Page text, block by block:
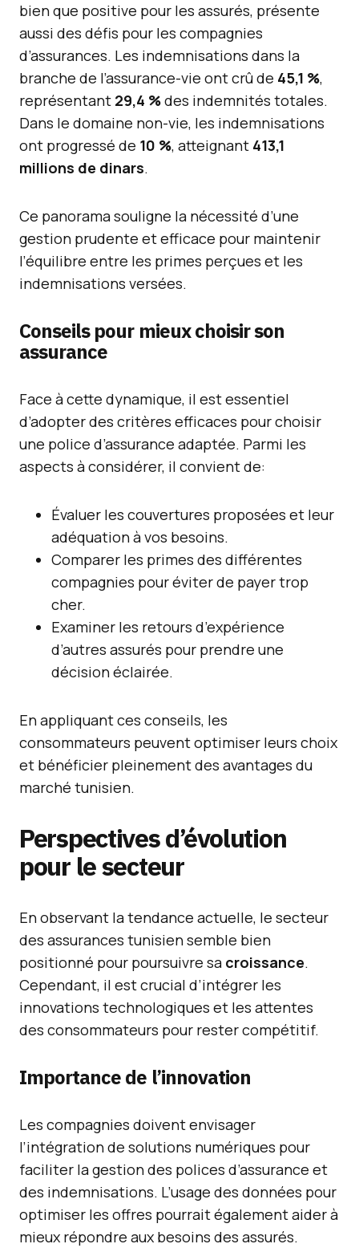
bien que positive pour les assurés, présente
aussi des défis pour les compagnies
d’assurances. Les indemnisations dans la
branche de l’assurance-vie ont crû de 45,1 %,
représentant 29,4 %des indemnités totales.
Dans le domaine non-vie, les indemnisations
ont progressé de 10 %, atteignant 413,1
millions de dinars.
Ce panorama souligne la nécessité d’une
gestion prudente et efficace pour maintenir
l’équilibre entre les primes perçues et les
indemnisations versées.
Conseils pour mieux choisir son
assurance
Face à cette dynamique, il est essentiel
d’adopter des critères efficaces pour choisir
une police d’assurance adaptée. Parmi les
aspects à considérer, il convient de:
Évaluer les couvertures proposées et leur
adéquation à vos besoins.
Comparer les primes des différentes
compagnies pour éviter de payer trop
cher.
Examiner les retours d’expérience
d’autres assurés pour prendre une
décision éclairée.
En appliquant ces conseils, les
consommateurs peuvent optimiser leurs choix
et bénéficier pleinement des avantages du
marché tunisien.
Perspectives d’évolution
pour le secteur
En observant la tendance actuelle, le secteur
des assurances tunisien semble bien
positionné pour poursuivre sa croissance.
Cependant, il est crucial d’intégrer les
innovations technologiques et les attentes
des consommateurs pour rester compétitif.
Importance de l’innovation
Les compagnies doivent envisager
l’intégration de solutions numériques pour
faciliter la gestion des polices d’assurance et
des indemnisations. L’usage des données pour
optimiser les offres pourrait également aider à
mieux répondre aux besoins des assurés.